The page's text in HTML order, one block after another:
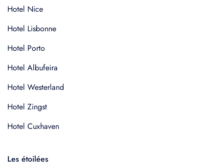
Hotel Nice
Hotel Lisbonne
Hotel Porto
Hotel Albufeira
Hotel Westerland
Hotel Zingst
Hotel Cuxhaven
Les étoilées